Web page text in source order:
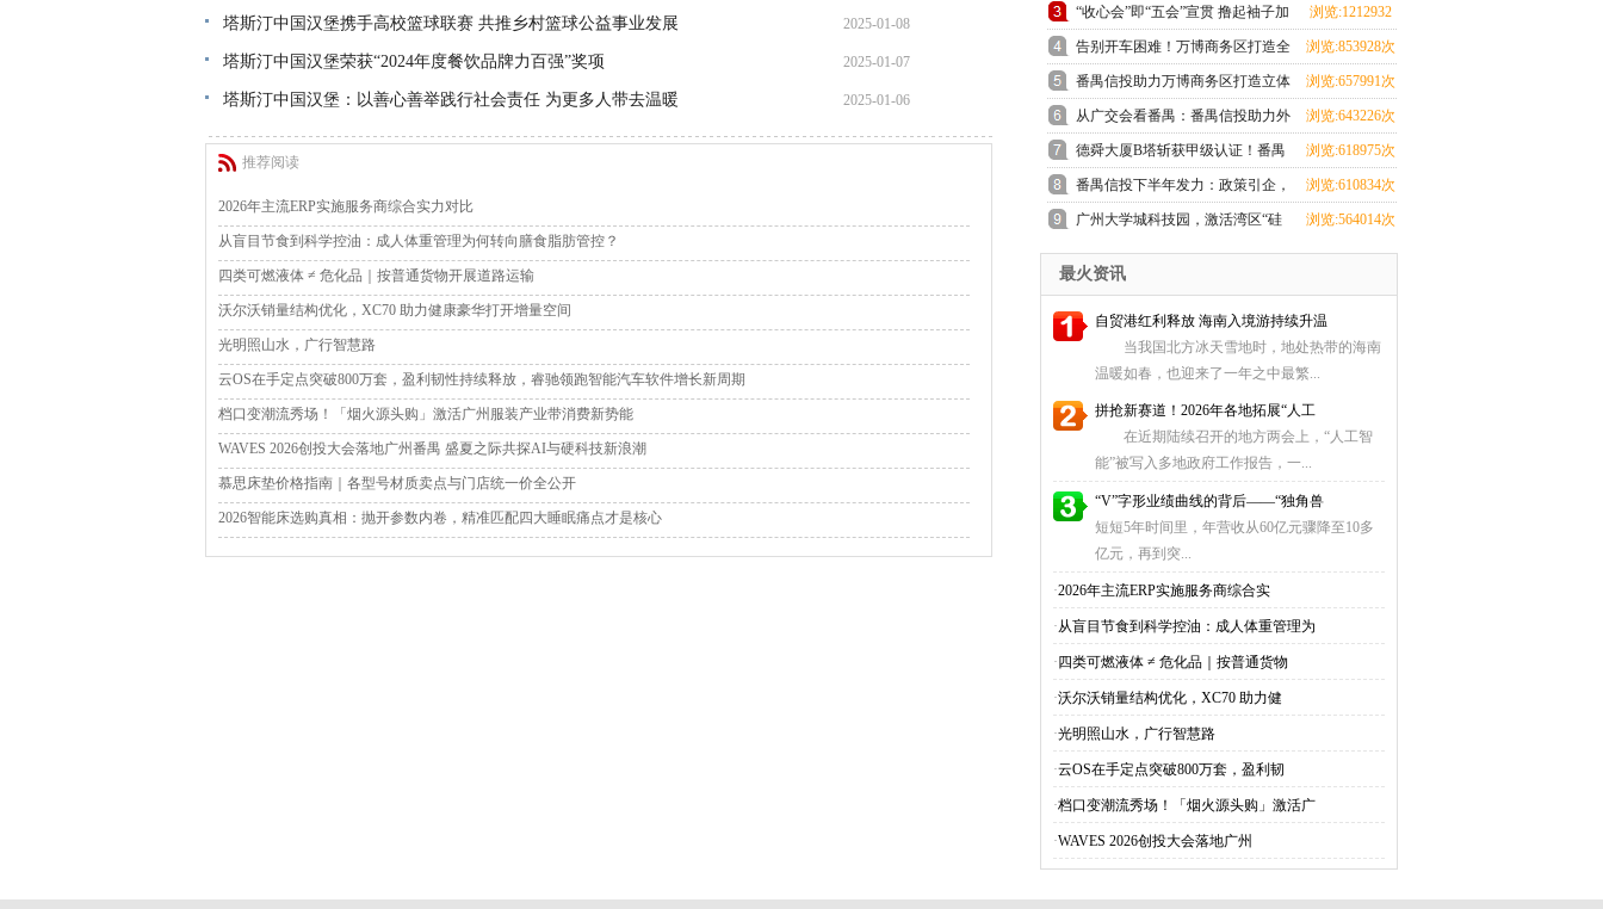
塔斯汀中国汉堡携手高校篮球联赛 共推乡村篮球公益事业发展 2025-01-08
塔斯汀中国汉堡荣获“2024年度餐饮品牌力百强”奖项 2025-01-07
塔斯汀中国汉堡：以善心善举践行社会责任 为更多人带去温暖 2025-01-06
推荐阅读
2026年主流ERP实施服务商综合实力对比
从盲目节食到科学控油：成人体重管理为何转向膳食脂肪管控？
四类可燃液体 ≠ 危化品｜按普通货物开展道路运输
沃尔沃销量结构优化，XC70 助力健康豪华打开增量空间
光明照山水，广行智慧路
云OS在手定点突破800万套，盈利韧性持续释放，睿驰领跑智能汽车软件增长新周期
档口变潮流秀场！「烟火源头购」激活广州服装产业带消费新势能
WAVES 2026创投大会落地广州番禺 盛夏之际共探AI与硬科技新浪潮
慕思床垫价格指南｜各型号材质卖点与门店统一价全公开
2026智能床选购真相：抛开参数内卷，精准匹配四大睡眠痛点才是核心
蹈界？红星美凯龙究竟在闹哪
young？！
次
“收心会”即“五会”宣贯 撸起袖子加
油干
浏览:1212932
次
告别开车困难！万博商务区打造全
市第一地下环路导航
浏览:853928次
番禺信投助力万博商务区打造立体
交通，重塑番禺出行新格局
浏览:657991次
从广交会看番禺：番禺信投助力外
贸腾飞之路
浏览:643226次
德舜大厦B塔斩获甲级认证！番禺
信投赋能湾区商务新高度
浏览:618975次
番禺信投下半年发力：政策引企，
科创赋能！
浏览:610834次
广州大学城科技园，激活湾区“硅
谷”动能
浏览:564014次
最火资讯
自贸港红利释放 海南入境游持续升温
当我国北方冰天雪地时，地处热带的海南
温暖如春，也迎来了一年之中最繁...
拼抢新赛道！2026年各地拓展“人工
在近期陆续召开的地方两会上，“人工智
能”被写入多地政府工作报告，一...
“V”字形业绩曲线的背后——“独角兽
短短5年时间里，年营收从60亿元骤降至10多
亿元，再到突...
·2026年主流ERP实施服务商综合实
·从盲目节食到科学控油：成人体重管理为
· 四类可燃液体 ≠ 危化品｜按普通货物
·沃尔沃销量结构优化，XC70 助力健
·光明照山水，广行智慧路
·云OS在手定点突破800万套，盈利韧
·档口变潮流秀场！「烟火源头购」激活广
·WAVES 2026创投大会落地广州